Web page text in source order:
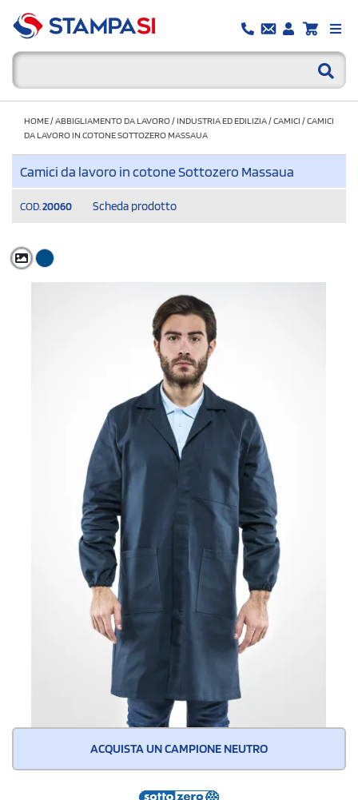
HOME/ABBIGLIAMENTO DA LAVORO/INDUSTRIA ED EDILIZIA/CAMICI /CAMICI
DA LAVORO IN COTONE SOTTOZERO MASSAUA
Camici da lavoro in cotone Sottozero Massaua
COD. 20060 Scheda prodotto
ACQUISTA UN CAMPIONE NEUTRO